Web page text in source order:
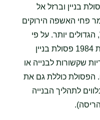
בניין וברזל אל
פחי האשפה הירוקים
יותר. על פי
החוק לשמירת הניקיון שאושר בשנת 1984 פסולת בניין
שקשורות לבנייה או
הפסולת כוללת גם את
לתהליך הבנייה